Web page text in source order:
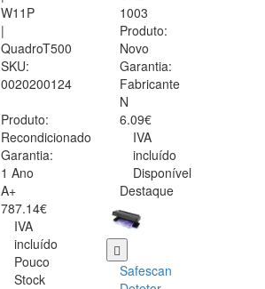
W11P
|
QuadroT500
SKU:
0020200124
Produto:
Recondicionado
Garantia:
1 Ano
A+
787.14€
IVA
incluído
Pouco
Stock
1003
Produto:
Novo
Garantia:
Fabricante
N
6.09€
IVA
incluído
Disponível
Destaque
Safescan